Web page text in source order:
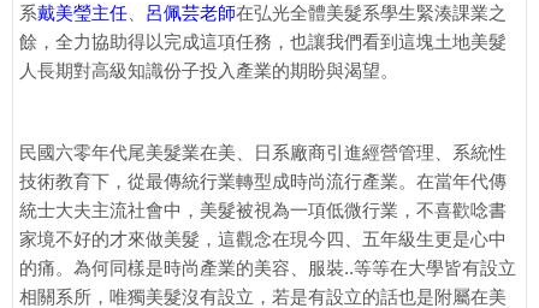
系戴美瑩主任 呂佩芸老師在弘光全體美髮系學生緊湊課業之
餘，全力協助得以完成這項任務，也讓我們看到這塊土地美髮
人長期對高級知識份子投入產業的期盼與渴望。
民國六零年代尾美髮業在美、日系廠商引進經營管理、系統性
技術教育下，從最傳統行業轉型成時尚流行產業。在當年代傳
統士大夫主流社會中，美髮被視為一項低微行業，不喜歡唸書
家境不好的才來做美髮，這觀念在現今四、五年級生更是心中
的痛。為何同樣是時尚產業的美容、服裝..等等在大學皆有設立
相關系所，唯獨美髮沒有設立，若是有設立的話也是附屬在美